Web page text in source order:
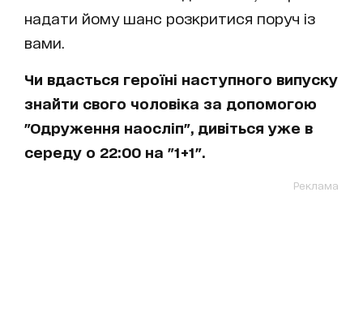
надати йому шанс розкритися поруч із
вами.
Чи вдасться героїні наступного випуску
знайти свого чоловіка за допомогою
"Одруження наосліп", дивіться уже в
середу о 22:00 на "1+1".
Реклама